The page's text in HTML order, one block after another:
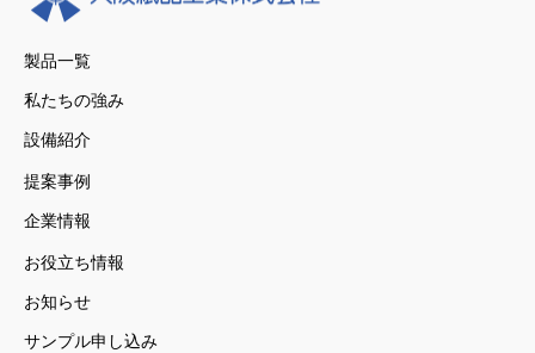
製品一覧
私たちの強み
設備紹介
提案事例
企業情報
お役立ち情報
お知らせ
サンプル申し込み